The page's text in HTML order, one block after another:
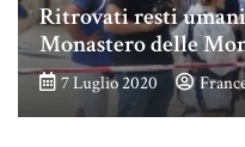
Ritrovati resti
Monastero delle
7 Luglio 2020